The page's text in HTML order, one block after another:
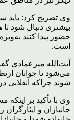
وی تصریح کرد: باید
بیشتری دنبال شود
حضور پیدا کنند
است.
آیت‌الله میرعمادی
می‌شود تا جوانان
شوند چراکه انقلابی
وی با تأکید بر اینکه
جانبازان و